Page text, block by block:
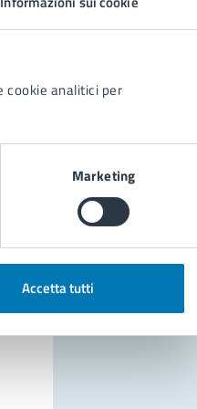
cookie analitici per
Marketing
Accetta tutti